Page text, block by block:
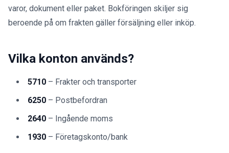
varor, dokument eller paket. Bokföringen skiljer sig
beroende på om frakten gäller försäljning eller inköp.
Vilka konton används?
5710 – Frakter och transporter
6250 – Postbefordran
2640 – Ingående moms
1930 – Företagskonto/bank